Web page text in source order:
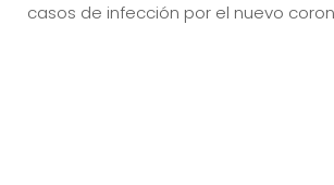
casos de infección por el nuevo